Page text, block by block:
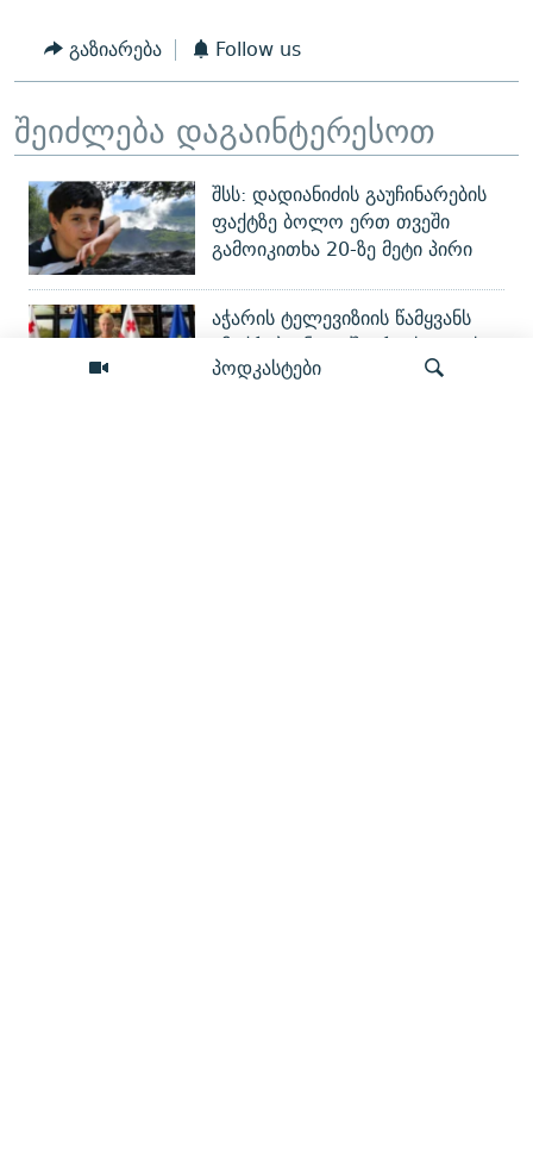
პოდკასტები
გაზიარება Follow us
შეიძლება დაგაინტერესოთ
შსს: დადიანიძის გაუჩინარების
ფაქტზე ბოლო ერთ თვეში
გამოიკითხა 20-ზე მეტი პირი
აჭარის ტელევიზიის წამყვანს
ემუქრებიან და შეურაცხყოფას
აყენებენ - გამოძიება დაიწყო